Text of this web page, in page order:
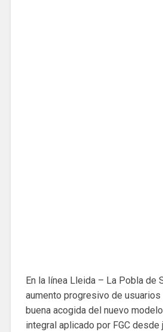
En la línea Lleida – La Pobla de
aumento progresivo de
buena acogida del nuevo
integral aplicado por FGC